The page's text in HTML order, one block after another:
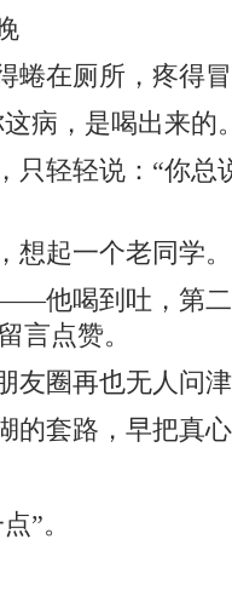
蜷在厕所，疼得
病，是喝出来的
只轻轻说：“你总
想起一个老同学。
他喝到吐，第
言点赞。
友圈再也无人问
的套路，早把真
”。